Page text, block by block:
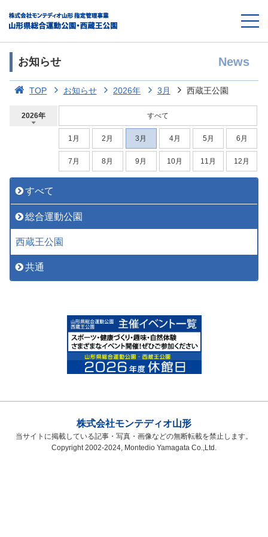
お知らせ News
TOP お知らせ 2026年 3月 西蔵王公園
2026年 すべて
1月 2月 3月 4月 5月 6月
7月 8月 9月 10月 11月 12月
すべて
総合運動公園
西蔵王公園
共通
株式会社モンテディオ山形
当サイトに掲載している記事・写真・画像などの無断転載を禁止します。
Copyright 2002-2024, Montedio Yamagata Co.,Ltd.